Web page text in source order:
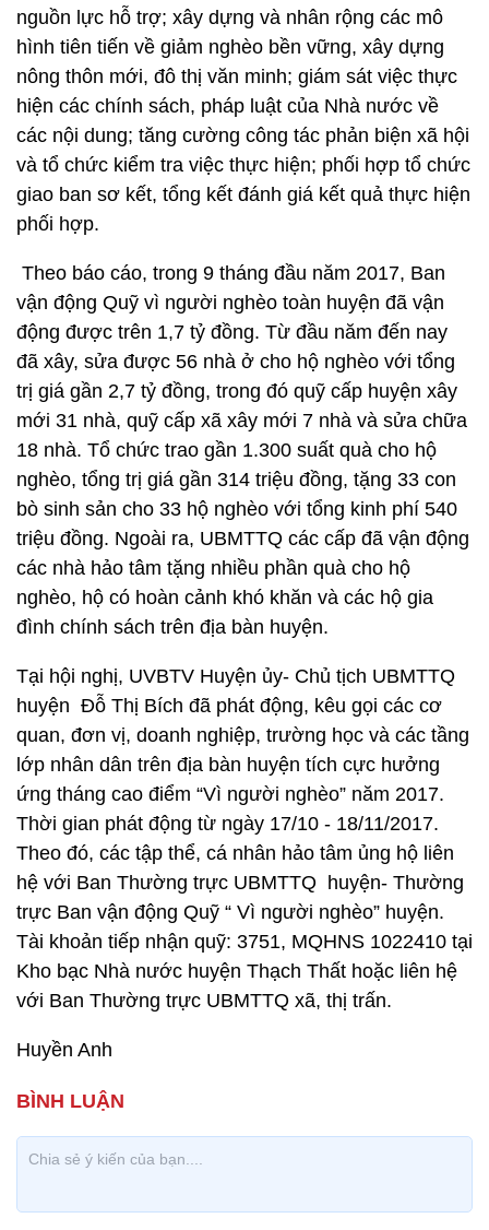
nguồn lực hỗ trợ; xây dựng và nhân rộng các mô
hình tiên tiến về giảm nghèo bền vững, xây dựng
nông thôn mới, đô thị văn minh; giám sát việc thực
hiện các chính sách, pháp luật của Nhà nước về
các nội dung; tăng cường công tác phản biện xã hội
và tổ chức kiểm tra việc thực hiện; phối hợp tổ chức
giao ban sơ kết, tổng kết đánh giá kết quả thực hiện
phối hợp.
Theo báo cáo, trong 9 tháng đầu năm 2017, Ban
vận động Quỹ vì người nghèo toàn huyện đã vận
động được trên 1,7 tỷ đồng. Từ đầu năm đến nay
đã xây, sửa được 56 nhà ở cho hộ nghèo với tổng
trị giá gần 2,7 tỷ đồng, trong đó quỹ cấp huyện xây
mới 31 nhà, quỹ cấp xã xây mới 7 nhà và sửa chữa
18 nhà. Tổ chức trao gần 1.300 suất quà cho hộ
nghèo, tổng trị giá gần 314 triệu đồng, tặng 33 con
bò sinh sản cho 33 hộ nghèo với tổng kinh phí 540
triệu đồng. Ngoài ra, UBMTTQ các cấp đã vận động
các nhà hảo tâm tặng nhiều phần quà cho hộ
nghèo, hộ có hoàn cảnh khó khăn và các hộ gia
đình chính sách trên địa bàn huyện.
Tại hội nghị, UVBTV Huyện ủy- Chủ tịch UBMTTQ
huyện Đỗ Thị Bích đã phát động, kêu gọi các cơ
quan, đơn vị, doanh nghiệp, trường học và các tầng
lớp nhân dân trên địa bàn huyện tích cực hưởng
ứng tháng cao điểm “Vì người nghèo” năm 2017.
Thời gian phát động từ ngày 17/10 - 18/11/2017.
Theo đó, các tập thể, cá nhân hảo tâm ủng hộ liên
hệ với Ban Thường trực UBMTTQ huyện- Thường
trực Ban vận động Quỹ “ Vì người nghèo” huyện.
Tài khoản tiếp nhận quỹ: 3751, MQHNS 1022410 tại
Kho bạc Nhà nước huyện Thạch Thất hoặc liên hệ
với Ban Thường trực UBMTTQ xã, thị trấn.
Huyền Anh